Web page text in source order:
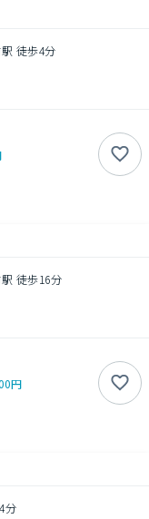
徒歩4分
徒歩16分
円
分